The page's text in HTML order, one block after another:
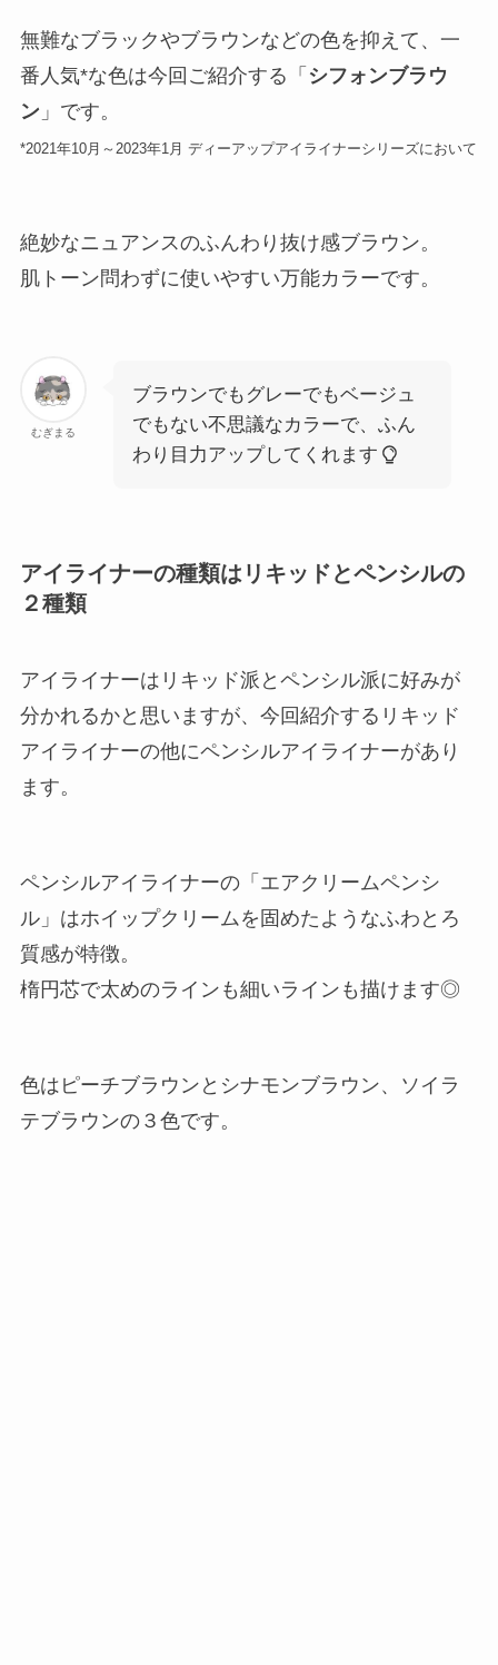
無難なブラックやブラウンなどの色を抑えて、一
番人気*な色は今回ご紹介する「 シフォンブラウ
ン 」です。
*2021年10月～2023年1月 ディーアップアイライナーシリーズにおいて
絶妙なニュアンスのふんわり抜け感ブラウン。
肌トーン問わずに使いやすい万能カラーです。
むぎまる
ブラウンでもグレーでもベージュ
でもない不思議なカラーで、ふん
わり目力アップしてくれます
アイライナーの種類はリキッドとペンシルの
２種類
アイライナーはリキッド派とペンシル派に好みが
分かれるかと思いますが、今回紹介するリキッド
アイライナーの他にペンシルアイライナーがあり
ます。
ペンシルアイライナーの「エアクリームペンシ
ル」はホイップクリームを固めたようなふわとろ
質感が特徴。
楕円芯で太めのラインも細いラインも描けます◎
色はピーチブラウンとシナモンブラウン、ソイラ
テブラウンの３色です。